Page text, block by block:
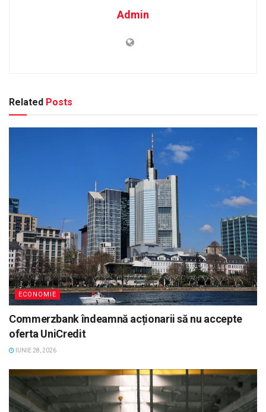
Admin
Related Posts
ECONOMIE
Commerzbank îndeamnă acționarii să nu accepte
oferta UniCredit
IUNIE 28, 2026